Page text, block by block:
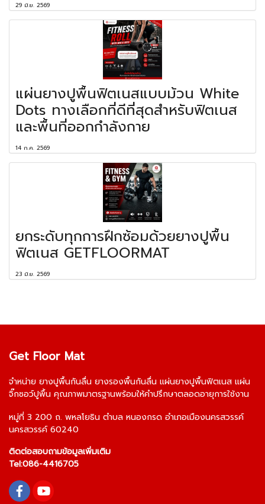
29 มิ.ย. 2569
แผ่นยางปูพื้นฟิตเนสแบบม้วน White
Dots ทางเลือกที่ดีที่สุดสำหรับฟิตเนส
และพื้นที่ออกกำลังกาย
14 ก.ค. 2569
ยกระดับทุกการฝึกซ้อมด้วยยางปูพื้น
ฟิตเนส GETFLOORMAT
23 มิ.ย. 2569
Get Floor Mat
จำหน่าย ยางปูพื้นกันลื่น ยางรองพื้นกันลื่น แผ่นยางปูพื้นฟิตเนส แผ่น
จิ๊กซอว์ปูพื้น คุณภาพมาตรฐานพร้อมให้คำปรึกษาตลอดอายุการใช้งาน
หมู่ที่ 3 200 ถ. พหลโยธิน ตำบล หนองกรด อำเภอเมืองนครสวรรค์
นครสวรรค์ 60240
ติดต่อสอบถามข้อมูลเพิ่มเติม
Tel:086-4416705